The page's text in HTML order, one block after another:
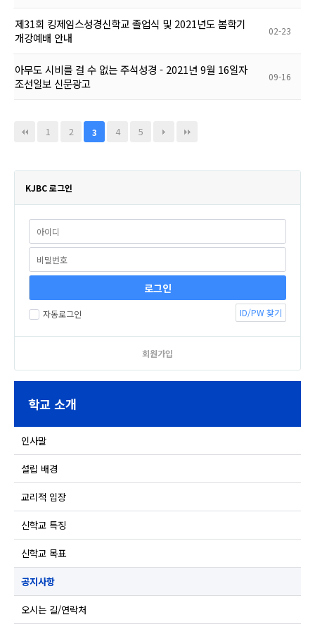
제31회 킹제임스성경신학교 졸업식 및 2021년도 봄학기
개강예배 안내
02-23
아무도 시비를 걸 수 없는 주석성경 - 2021년 9월 16일자
조선일보 신문광고
09-16
1 2 3 4 5
KJBC 로그인
자동로그인 ID/PW 찾기
회원가입
학교 소개
인사말
설립 배경
교리적 입장
신학교 특징
신학교 목표
공지사항
오시는 길/연락처